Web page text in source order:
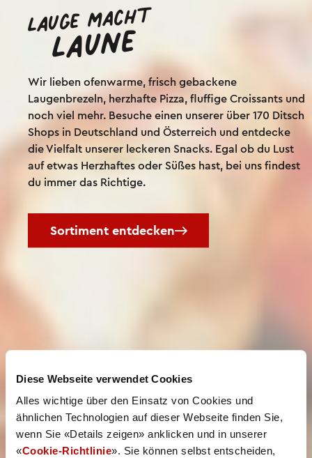
Diese Webseite verwendet Cookies
Alles wichtige über den Einsatz von Cookies und
ähnlichen Technologien auf dieser Webseite finden Sie,
wenn Sie «Details zeigen» anklicken und in unserer
«Cookie-Richtlinie». Sie können selbst entscheiden,
Lauge macht
Laune
Wir lieben ofenwarme, frisch gebackene
Laugenbrezeln, herzhafte Pizza, fluffige Croissants und
noch viel mehr. Besuche einen unserer über 170 Ditsch
Shops in Deutschland und Österreich und entdecke
die Vielfalt unserer leckeren Snacks. Egal ob du Lust
auf etwas Herzhaftes oder Süßes hast, bei uns findest
du immer das Richtige.
Sortiment entdecken